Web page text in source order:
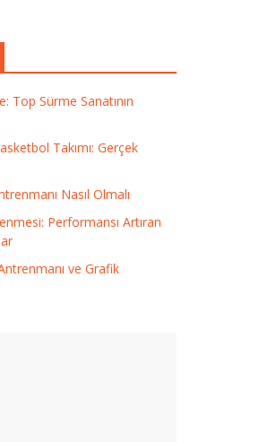
Top Sürme Sanatının
Takımı: Gerçek
Nasıl Olmalı
Performansı Artıran
ve Grafik